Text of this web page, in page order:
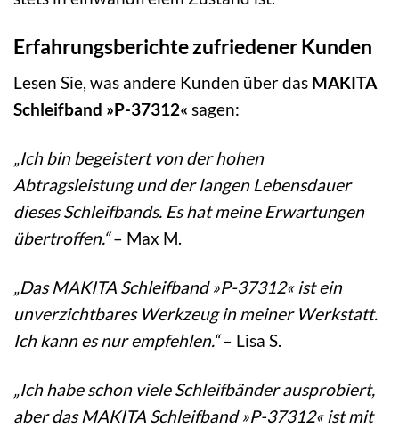
Erfahrungsberichte zufriedener Kunden
Lesen Sie, was andere Kunden über das MAKITA
Schleifband »P-37312« sagen:
„Ich bin begeistert von der hohen
Abtragsleistung und der langen Lebensdauer
dieses Schleifbands. Es hat meine Erwartungen
übertroffen.“– Max M.
„Das MAKITA Schleifband »P-37312« ist ein
unverzichtbares Werkzeug in meiner Werkstatt.
Ich kann es nur empfehlen.“– Lisa S.
„Ich habe schon viele Schleifbänder ausprobiert,
aber das MAKITA Schleifband »P-37312« ist mit